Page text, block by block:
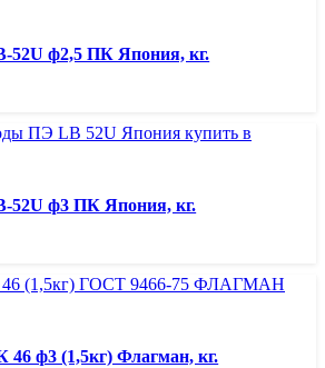
52U ф2,5 ПК Япония, кг.
52U ф3 ПК Япония, кг.
ф3 (1,5кг) Флагман, кг.